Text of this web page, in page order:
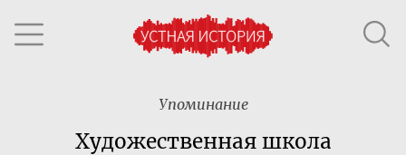
Упоминание
Художественная школа